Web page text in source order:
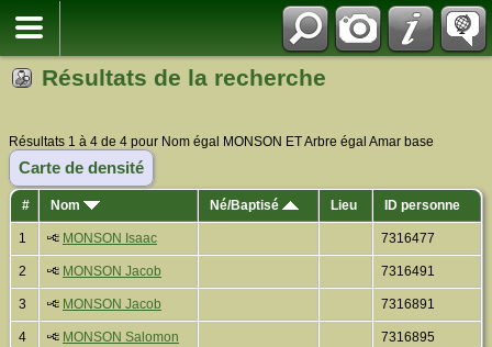
Résultats de la recherche
Résultats 1 à 4 de 4 pour Nom égal MONSON ET Arbre égal Amar base
Carte de densité
# Nom Né/Baptisé Lieu ID personne
1 MONSON Isaac 7316477
2 MONSON Jacob 7316491
3 MONSON Jacob 7316891
4 MONSON Salomon 7316895